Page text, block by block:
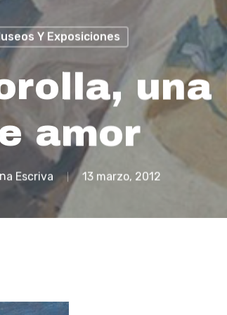
Y Exposiciones
amor
Escriva 13 marzo, 2012